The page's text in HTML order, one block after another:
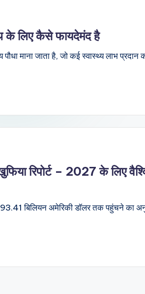
के लिए कैसे फायदेमंद है
माना जाता है, जो कई स्वास्थ्य लाभ प्रदान
रिपोर्ट – 2027 के लिए
बिलियन अमेरिकी डॉलर तक पहुंचने का